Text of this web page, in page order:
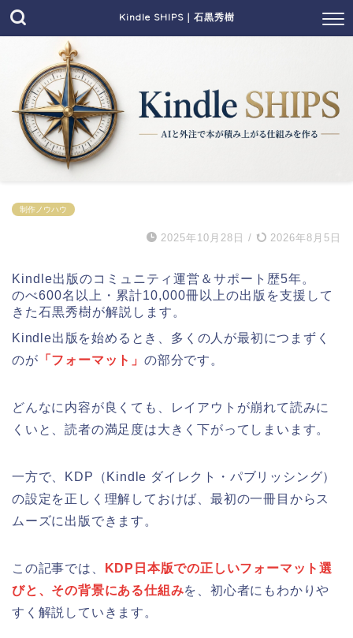
Kindle SHIPS｜石黒秀樹
制作ノウハウ
2025年10月28日 / 2026年8月5日
Kindle出版のコミュニティ運営＆サポート歴5年。
のべ600名以上・累計10,000冊以上の出版を支援して
きた石黒秀樹が解説します。
Kindle出版を始めるとき、多くの人が最初につまずく
のが 「フォーマット」の部分です。
どんなに内容が良くても、レイアウトが崩れて読みに
くいと、読者の満足度は大きく下がってしまいます。
一方で、KDP（Kindle ダイレクト・パブリッシング）
の設定を正しく理解しておけば、最初の一冊目からス
ムーズに出版できます。
この記事では、
KDP日本版での正しいフォーマット選
びと、その背景にある仕組みを、初心者にもわかりや
すく解説していきます。